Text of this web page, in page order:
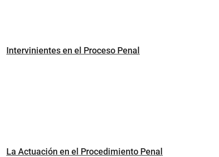
Intervinientes en el Proceso Penal
La Actuación en el Procedimiento Penal